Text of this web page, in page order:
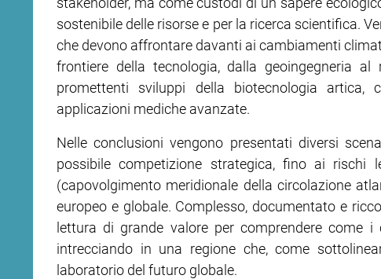
sostenibile delle risorse e per la ricerca scientifica.
che devono affrontare davanti ai cambiamenti
frontiere della tecnologia, dalla geoingegneria
promettenti sviluppi della biotecnologia
applicazioni mediche avanzate.
Nelle conclusioni vengono presentati diversi
possibile competizione strategica, fino ai rischi
(capovolgimento meridionale della circolazione
europeo e globale. Complesso, documentato e
lettura di grande valore per comprendere come
intrecciando in una regione che, come
laboratorio del futuro globale.